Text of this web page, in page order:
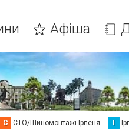
Афіша
С СТО/Шиномонтажі Ірпеня І